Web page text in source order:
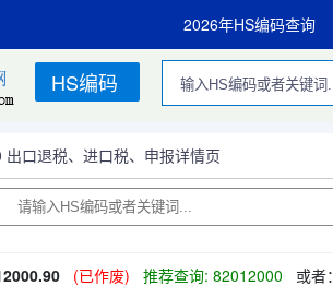
2026年HS编码查询
HS编码
口退税、进口税、申报详情页
(已作废) 推荐查询: 82012000 或者：